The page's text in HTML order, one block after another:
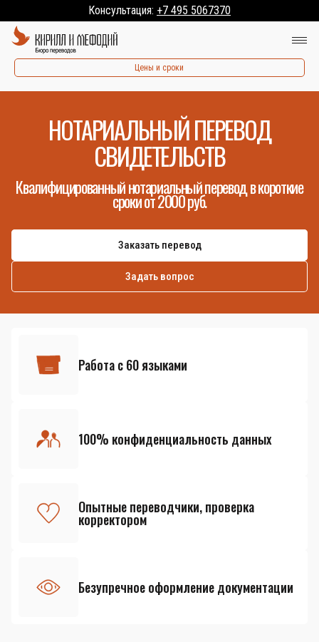
Консультация: +7 495 5067370
Цены и сроки
НОТАРИАЛЬНЫЙ ПЕРЕВОД
СВИДЕТЕЛЬСТВ
Квалифицированный нотариальный перевод в короткие
сроки от 2000 руб.
Заказать перевод
Задать вопрос
Работа с 60 языками
100% конфиденциальность данных
Опытные переводчики, проверка
корректором
Безупречное оформление документации